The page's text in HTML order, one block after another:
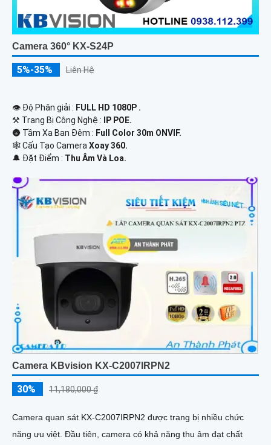
Camera 360° KX-S24P
5%-35% Liên Hệ
👁 Độ Phân giải : FULL HD 1080P .
⚒ Trang Bị Công Nghệ :
IP POE.
🌚 Tầm Xa Ban Đêm : Full Color 30m ONVIF.
🕸️ Cấu Tạo Camera Xoay 360.
️🔔 Đặt Điểm : Thu Âm Và Loa.
Camera KBvision KX-C2007IRPN2
30% 11,180,000 ₫
Camera quan sát KX-C2007IRPN2 được trang bị nhiều chức
năng ưu việt. Đầu tiên, camera có khả năng thu âm đạt chất